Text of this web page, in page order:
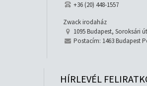
+36 (20) 448-1557
Zwack irodaház
1095 Budapest, Soroksári
Postacím: 1463 Budapest
HÍRLEVÉL